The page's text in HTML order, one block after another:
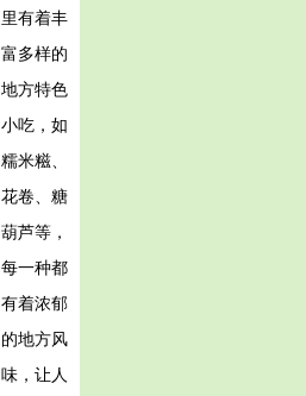
里有着丰
富多样的
地方特色
小吃，如
糯米糍、
花卷、糖
葫芦等，
每一种都
有着浓郁
的地方风
味，让人